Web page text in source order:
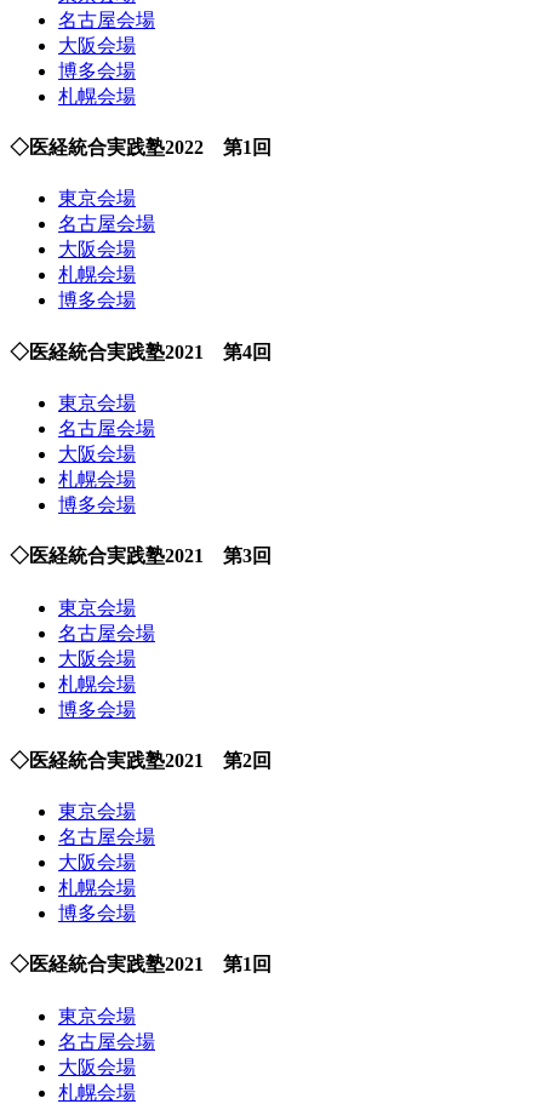
名古屋会場
大阪会場
博多会場
札幌会場
◇医経統合実践塾2022 第1回
東京会場
名古屋会場
大阪会場
札幌会場
博多会場
◇医経統合実践塾2021 第4回
東京会場
名古屋会場
大阪会場
札幌会場
博多会場
◇医経統合実践塾2021 第3回
東京会場
名古屋会場
大阪会場
札幌会場
博多会場
◇医経統合実践塾2021 第2回
東京会場
名古屋会場
大阪会場
札幌会場
博多会場
◇医経統合実践塾2021 第1回
東京会場
名古屋会場
大阪会場
札幌会場